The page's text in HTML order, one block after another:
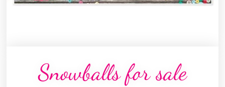
Snowballs for sale